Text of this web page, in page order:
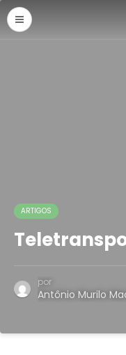
ARTIGOS
por
Antônio Murilo